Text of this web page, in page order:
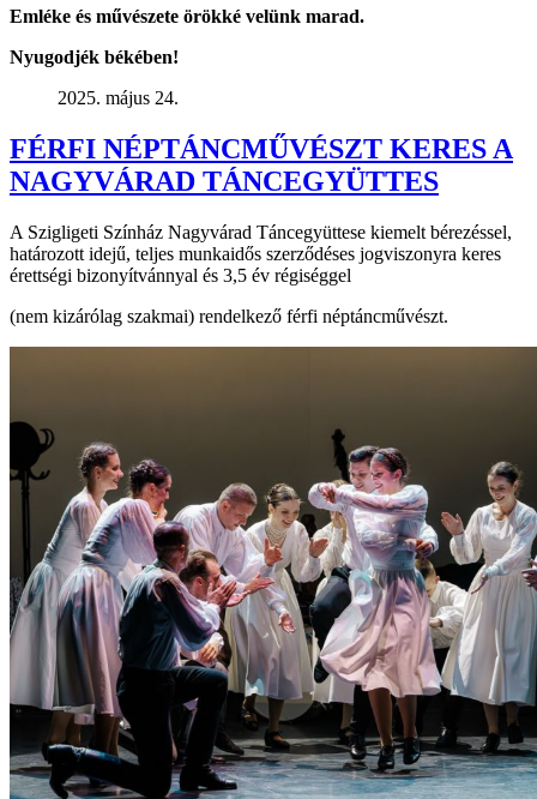
Emléke és művészete örökké velünk marad.
Nyugodjék békében!
2025. május 24.
FÉRFI NÉPTÁNCMŰVÉSZT KERES A
NAGYVÁRAD TÁNCEGYÜTTES
A Szigligeti Színház Nagyvárad Táncegyüttese kiemelt bérezéssel,
határozott idejű, teljes munkaidős szerződéses jogviszonyra keres
érettségi bizonyítvánnyal és 3,5 év régiséggel
(nem kizárólag szakmai) rendelkező férfi néptáncművészt.